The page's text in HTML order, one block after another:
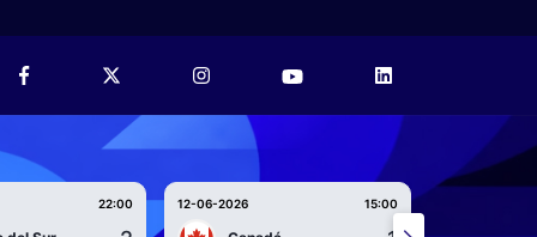
22:00 12-06-2026 15:00